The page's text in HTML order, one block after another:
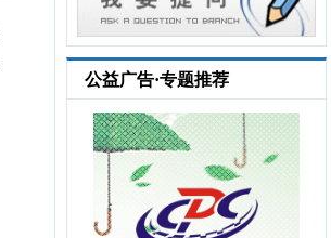
公益广告·专题推荐